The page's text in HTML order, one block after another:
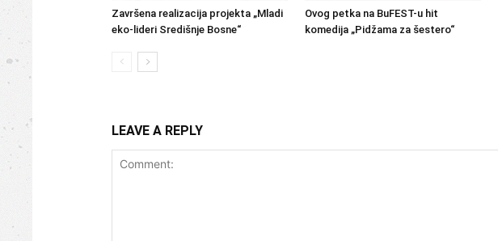
Završena realizacija projekta „Mladi
eko-lideri Središnje Bosne“
Ovog petka na BuFEST-u hit
komedija „Pidžama za šestero“
LEAVE A REPLY